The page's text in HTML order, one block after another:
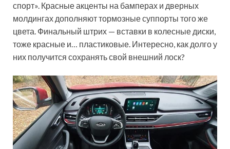
спорт». Красные акценты на бамперах и дверных
молдингах дополняют тормозные суппорты того же
цвета. Финальный штрих — вставки в колесные диски,
тоже красные и… пластиковые. Интересно, как долго у
них получится сохранять свой внешний лоск?